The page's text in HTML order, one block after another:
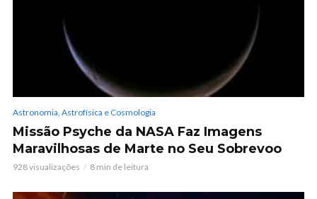
Astronomia, Astrofísica e Cosmologia
Missão Psyche da NASA Faz Imagens
Maravilhosas de Marte no Seu Sobrevoo
928 visualizações 8 min de leitura